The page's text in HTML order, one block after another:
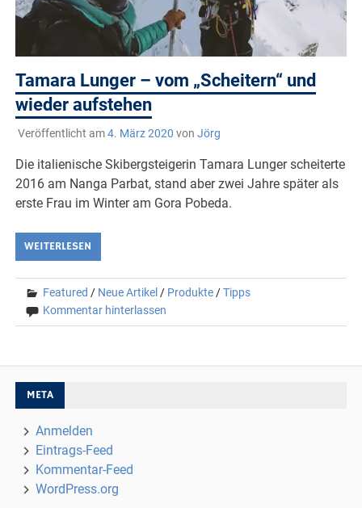
Tamara Lunger – vom „Scheitern“ und
wieder aufstehen
Veröffentlicht am4. März 2020 von Jörg
Die italienische Skibergsteigerin Tamara Lunger scheiterte
2016 am Nanga Parbat, stand aber zwei Jahre später als
erste Frau im Winter am Gora Pobeda.
WEITERLESEN
Featured / Neue Artikel / Produkte /Tipps
Kommentar hinterlassen
META
Anmelden
Eintrags-Feed
Kommentar-Feed
WordPress.org